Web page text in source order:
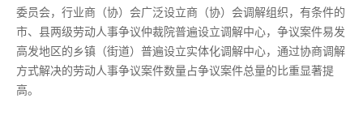
委员会，行业商（协）会广泛设立商（协）会调解组织，有条件的
市、县两级劳动人事争议仲裁院普遍设立调解中心，争议案件易发
高发地区的乡镇（街道）普遍设立实体化调解中心，通过协商调解
方式解决的劳动人事争议案件数量占争议案件总量的比重显著提
高。